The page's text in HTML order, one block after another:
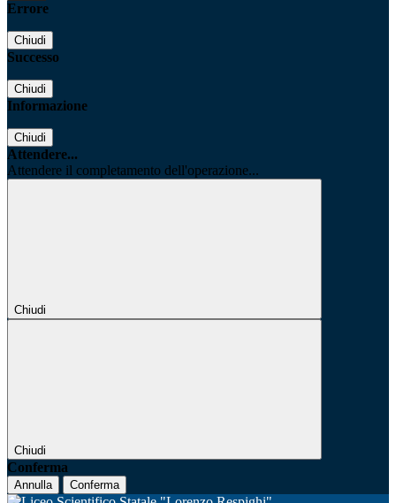
Errore
Chiudi
Successo
Chiudi
Informazione
Chiudi
Attendere...
Attendere il completamento dell'operazione...
Chiudi
Chiudi
Conferma
Annulla Conferma